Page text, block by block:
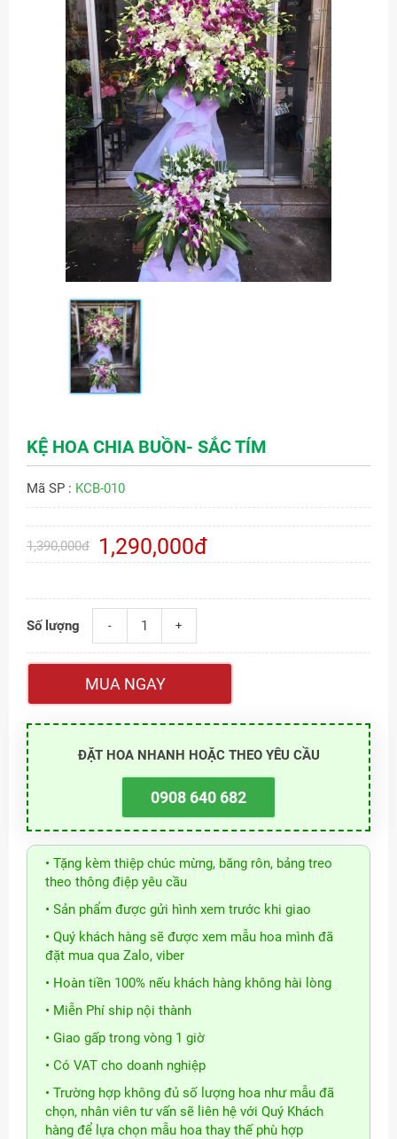
KỆ HOA CHIA BUỒN- SẮC TÍM
Mã SP : KCB-010
1,390,000đ 1,290,000đ
Số lượng - +
MUA NGAY
ĐẶT HOA NHANH HOẶC THEO YÊU CẦU
0908 640 682
• Tặng kèm thiệp chúc mừng, băng rôn, bảng treo
theo thông điệp yêu cầu
• Sản phẩm được gửi hình xem trước khi giao
• Quý khách hàng sẽ được xem mẫu hoa mình đã
đặt mua qua Zalo, viber
• Hoàn tiền 100% nếu khách hàng không hài lòng
• Miễn Phí ship nội thành
• Giao gấp trong vòng 1 giờ
• Có VAT cho doanh nghiệp
• Trường hợp không đủ số lượng hoa như mẫu đã
chọn, nhân viên tư vấn sẽ liên hệ với Quý Khách
hàng để lựa chọn mẫu hoa thay thế phù hợp